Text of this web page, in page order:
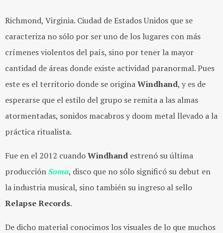
Richmond, Virginia. Ciudad de Estados Unidos que se
caracteriza no sólo por ser uno de los lugares con más
crímenes violentos del país, sino por tener la mayor
cantidad de áreas donde existe actividad paranormal. Pues
este es el territorio donde se originaWindhand, y es de
esperarse que el estilo del grupo se remita a las almas
atormentadas, sonidos macabros y doom metal llevado a la
práctica ritualista.
Fue en el 2012 cuandoWindhand estrenó su última
producciónSoma, disco que no sólo significó su debut en
la industria musical, sino también su ingreso al sello
Relapse Records.
De dicho material conocimos los visuales de lo que muchos